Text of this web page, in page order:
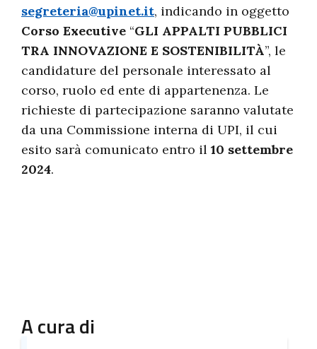
segreteria@upinet.it, indicando in oggetto
Corso Executive “GLI APPALTI PUBBLICI
TRA INNOVAZIONE E SOSTENIBILITÀ”, le
candidature del personale interessato al
corso, ruolo ed ente di appartenenza. Le
richieste di partecipazione saranno valutate
da una Commissione interna di UPI, il cui
esito sarà comunicato entro il 10 settembre
2024.
A cura di